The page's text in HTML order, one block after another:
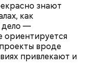
знают
как
дело —
ориентируется
вроде
привлекают и